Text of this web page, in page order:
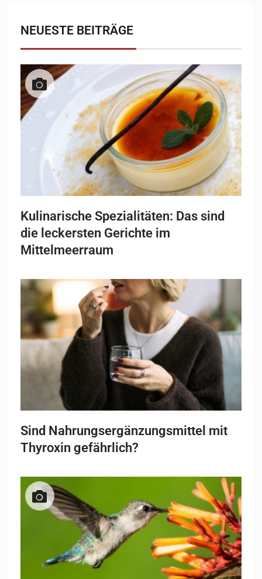
NEUESTE BEITRÄGE
Kulinarische Spezialitäten: Das sind
die leckersten Gerichte im
Mittelmeerraum
Sind Nahrungsergänzungsmittel mit
Thyroxin gefährlich?